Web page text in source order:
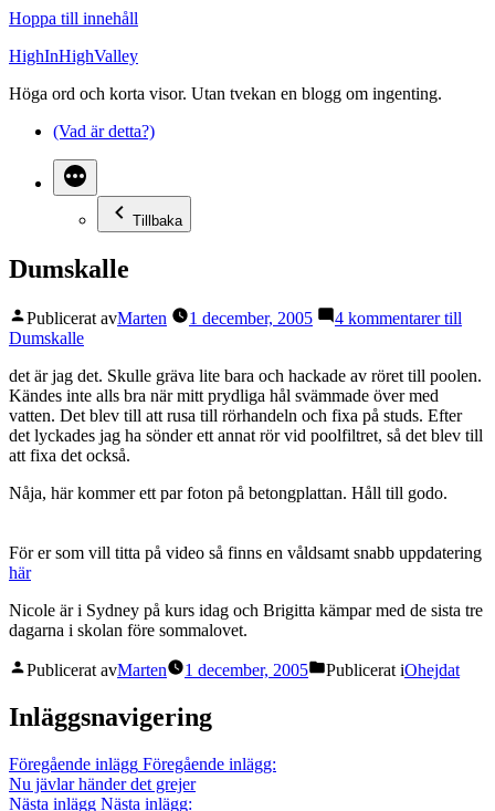
Hoppa till innehåll
HighInHighValley
Höga ord och korta visor. Utan tvekan en blogg om ingenting.
(Vad är detta?)
Tillbaka
Dumskalle
Publicerat avMarten 1 december, 2005 4 kommentarertill
Dumskalle
det är jag det. Skulle gräva lite bara och hackade av röret till poolen.
Kändes inte alls bra när mitt prydliga hål svämmade över med
vatten. Det blev till att rusa till rörhandeln och fixa på studs. Efter
det lyckades jag ha sönder ett annat rör vid poolfiltret, så det blev till
att fixa det också.
Nåja, här kommer ett par foton på betongplattan. Håll till godo.
För er som vill titta på video så finns en våldsamt snabb uppdatering
här
Nicole är i Sydney på kurs idag och Brigitta kämpar med de sista tre
dagarna i skolan före sommalovet.
Publicerat avMarten 1 december, 2005 Publicerat iOhejdat
Inläggsnavigering
Föregående inlägg Föregående inlägg:
Nu jävlar händer det grejer
Nästa inlägg Nästa inlägg: